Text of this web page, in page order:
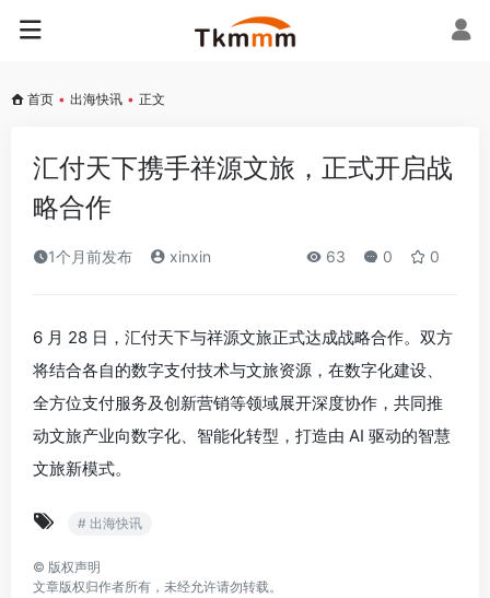
首页 • 出海快讯 • 正文
汇付天下携手祥源文旅，正式开启战
略合作
1个月前发布 xinxin 63 0 0
6 月 28 日，汇付天下与祥源文旅正式达成战略合作。双方
将结合各自的数字支付技术与文旅资源，在数字化建设、
全方位支付服务及创新营销等领域展开深度协作，共同推
动文旅产业向数字化、智能化转型，打造由 AI 驱动的智慧
文旅新模式。
# 出海快讯
© 版权声明
文章版权归作者所有，未经允许请勿转载。